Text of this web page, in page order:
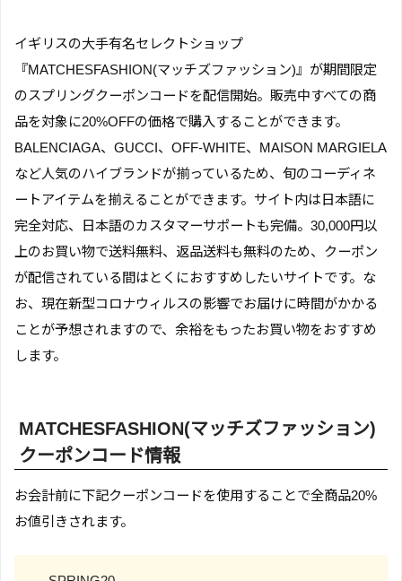
イギリスの大手有名セレクトショップ
『MATCHESFASHION(マッチズファッション)』が期間限定
のスプリングクーポンコードを配信開始。販売中すべての商
品を対象に20%OFFの価格で購入することができます。
BALENCIAGA、GUCCI、OFF-WHITE、MAISON MARGIELA
など人気のハイブランドが揃っているため、旬のコーディネ
ートアイテムを揃えることができます。サイト内は日本語に
完全対応、日本語のカスタマーサポートも完備。30,000円以
上のお買い物で送料無料、返品送料も無料のため、クーポン
が配信されている間はとくにおすすめしたいサイトです。な
お、現在新型コロナウィルスの影響でお届けに時間がかかる
ことが予想されますので、余裕をもったお買い物をおすすめ
します。
MATCHESFASHION(マッチズファッション)
クーポンコード情報
お会計前に下記クーポンコードを使用することで全商品20%
お値引きされます。